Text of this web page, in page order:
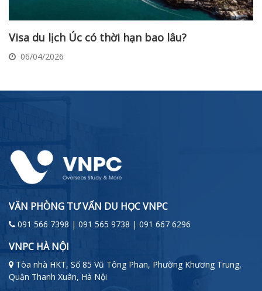
Visa du lịch Úc có thời hạn bao lâu?
06/04/2026
VĂN PHÒNG TƯ VẤN DU HỌC VNPC
091 566 7398 | 091 565 9738 | 091 667 6296
VNPC HÀ NỘI
Tòa nhà HKT, Số 85 Vũ Tông Phan, Phường Khương Trung,
Quận Thanh Xuân, Hà Nội